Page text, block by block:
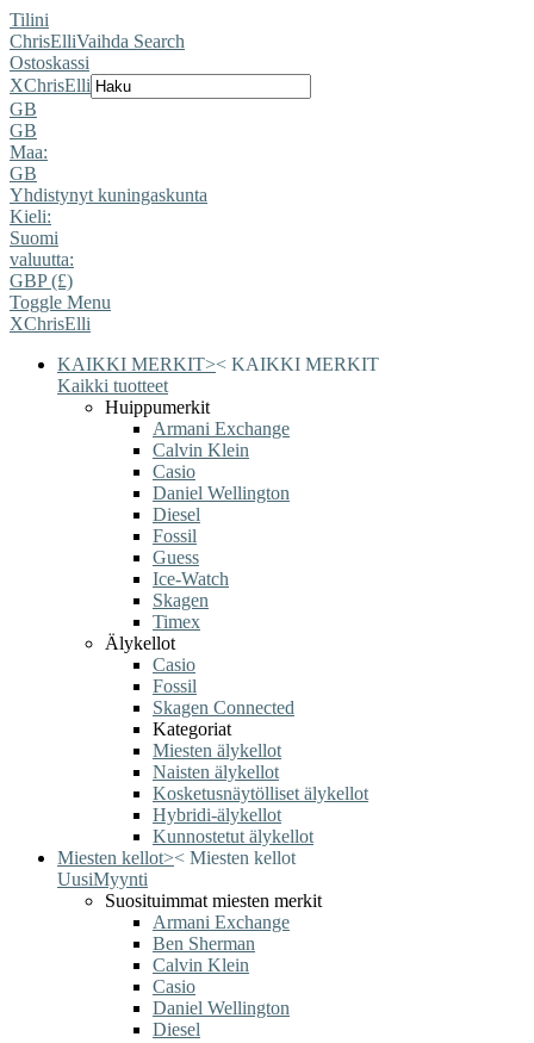
Tilini
ChrisElliVaihda Search
Ostoskassi
XChrisElli
GB
GB
Maa:
GB
Yhdistynyt kuningaskunta
Kieli:
Suomi
valuutta:
GBP (£)
Toggle Menu
XChrisElli
KAIKKI MERKIT>< KAIKKI MERKIT
Kaikki tuotteet
Huippumerkit
Armani Exchange
Calvin Klein
Casio
Daniel Wellington
Diesel
Fossil
Guess
Ice-Watch
Skagen
Timex
Älykellot
Casio
Fossil
Skagen Connected
Kategoriat
Miesten älykellot
Naisten älykellot
Kosketusnäytölliset älykellot
Hybridi-älykellot
Kunnostetut älykellot
Miesten kellot>< Miesten kellot
UusiMyynti
Suosituimmat miesten merkit
Armani Exchange
Ben Sherman
Calvin Klein
Casio
Daniel Wellington
Diesel